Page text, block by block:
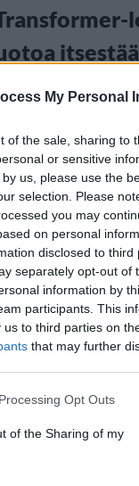
My Personal
of the sale, sharing to
or sensitive
us, please use the
selection. Please
you may
on personal
disclosed to third
separately opt-out of
information by
participants. This
us to third parties on
that may further
Opt Outs
of the Sharing of my
–